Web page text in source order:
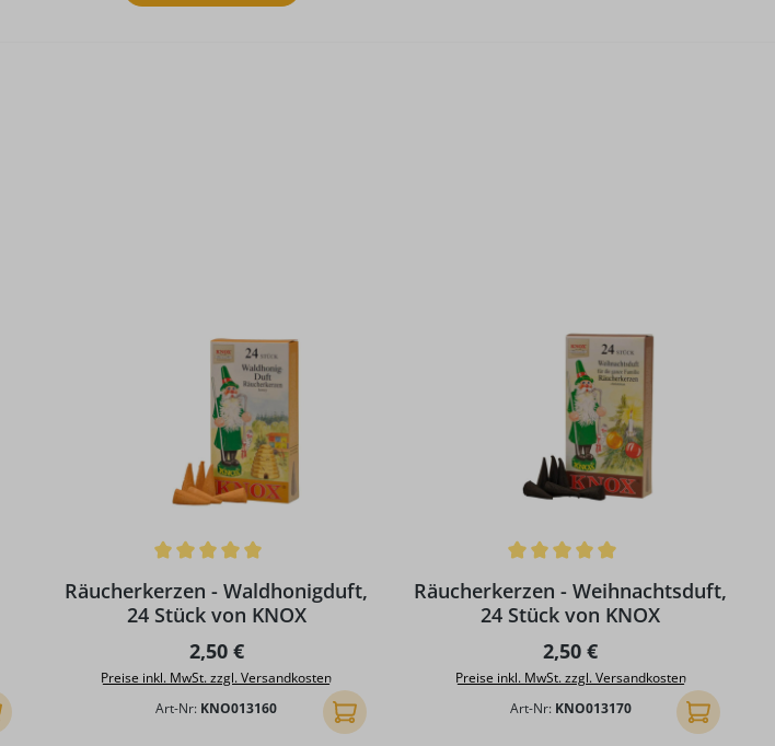
In den Warenkorb
Räucherkerzen - Waldhonigduft,
24 Stück von KNOX
Regulärer Preis:
2,50 €
Preise inkl. MwSt. zzgl. Versandkosten
Art-Nr: KNO013160 In den Warenkorb
Räucherkerzen - Weihnachtsduft,
24 Stück von KNOX
Regulärer Preis:
2,50 €
Preise inkl. MwSt. zzgl. Versandkosten
Art-Nr: KNO013170 In den